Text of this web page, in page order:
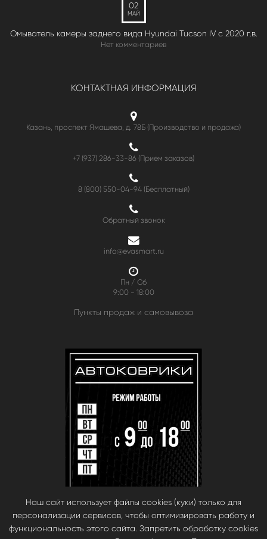
02
МАЙ
Омыватель камеры заднего вида Hyundai Tucson IV c 2020 г.в.
Нет комментариев
КОНТАКТНАЯ ИНФОРМАЦИЯ
Казань, проспект Ямашева, д. 78Б (Производство и продажа)
+7 (937) 286-33-86 (Прием заказов)
8 (800) 550-04-94(Бесплатный)
Обратный звонок
info@evasmart.ru
Пн / Сб
9:00 - 18:00
Пункты продаж и самовывоза
Наш сайт использует файлы cookies (куки) только для
персонализации сервисов, чтобы оптимизировать работу и
функциональность этого сайта. Запретить обработку cookies